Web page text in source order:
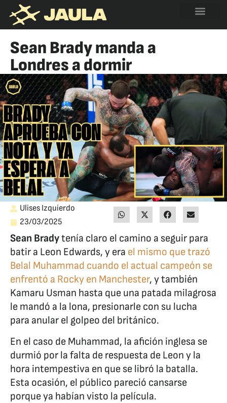
Sean Brady manda a
Londres a dormir
Ulises Izquierdo
23/03/2025
Sean Bradytenía claro el camino a seguir para
batir a Leon Edwards, y era el mismo que trazó
Belal Muhammad cuando el actual campeón se
enfrentó a Rocky en Manchester, y también
Kamaru Usman hasta que una patada milagrosa
le mandó a la lona, presionarle con su lucha
para anular el golpeo del británico.
En el caso de Muhammad, la afición inglesa se
durmió por la falta de respuesta de Leon y la
hora intempestiva en que se libró la batalla.
Esta ocasión, el público pareció cansarse
porque ya habían visto la película.